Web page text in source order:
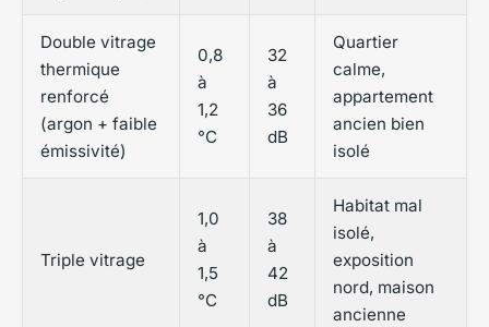
Double vitrage
thermique
renforcé
(argon + faible
émissivité)
0,8
à
1,2
°C
32
à
36
dB
Quartier
calme,
appartement
ancien bien
isolé
Triple vitrage
1,0
à
1,5
°C
38
à
42
dB
Habitat mal
isolé,
exposition
nord, maison
ancienne